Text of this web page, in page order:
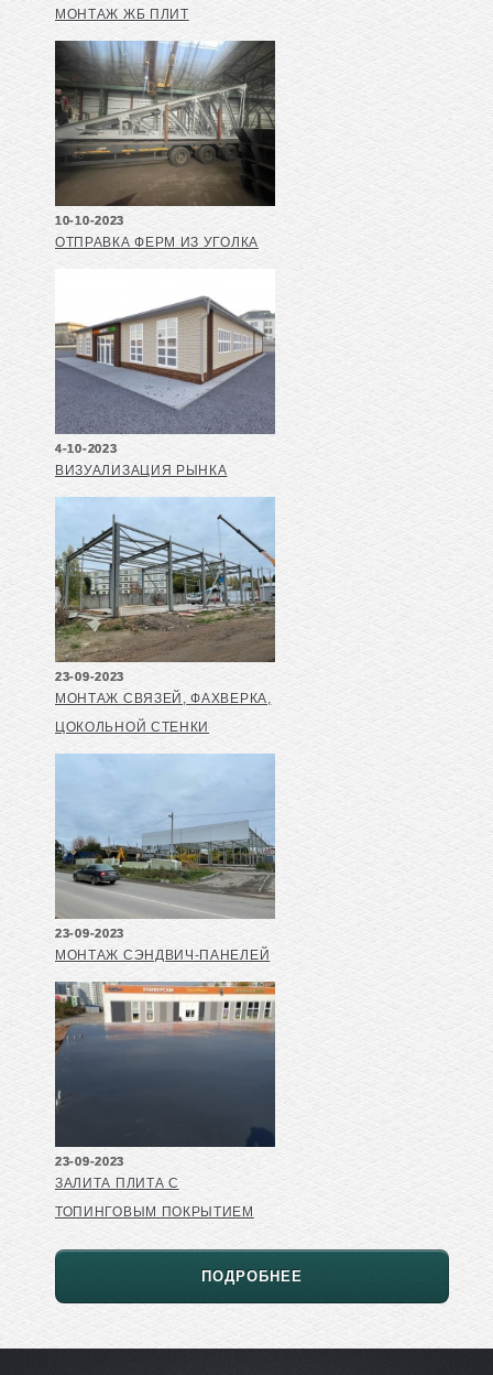
МОНТАЖ ЖБ ПЛИТ
10-10-2023
ОТПРАВКА ФЕРМ ИЗ УГОЛКА
4-10-2023
ВИЗУАЛИЗАЦИЯ РЫНКА
23-09-2023
МОНТАЖ СВЯЗЕЙ, ФАХВЕРКА,
ЦОКОЛЬНОЙ СТЕНКИ
23-09-2023
МОНТАЖ СЭНДВИЧ-ПАНЕЛЕЙ
23-09-2023
ЗАЛИТА ПЛИТА С
ТОПИНГОВЫМ ПОКРЫТИЕМ
ПОДРОБНЕЕ